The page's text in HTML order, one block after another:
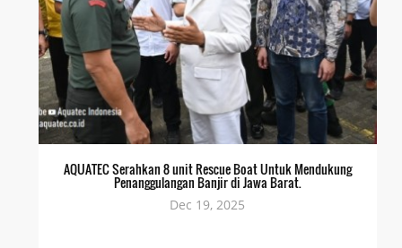
AQUATEC Serahkan 8 unit Rescue Boat Untuk Mendukung
Penanggulangan Banjir di Jawa Barat.
Dec 19, 2025